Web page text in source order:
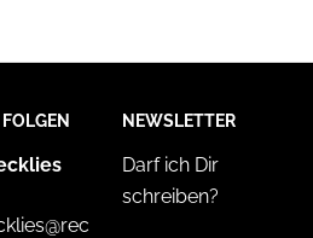
NEWSLETTER
Darf ich Dir
schreiben?